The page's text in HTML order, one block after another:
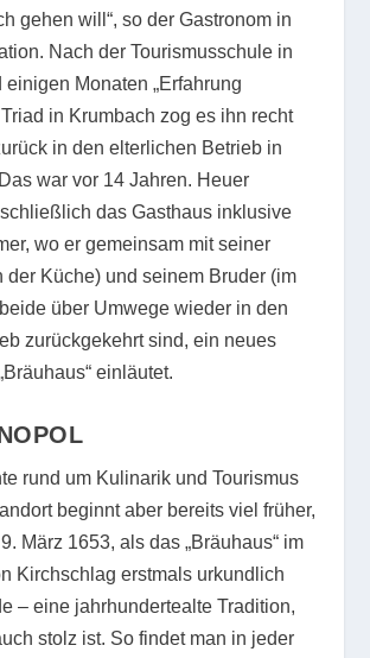
gehen will“, so der Gastronom in
Nach der Tourismusschule in
einigen Monaten „Erfahrung
in Krumbach zog es ihn recht
in den elterlichen Betrieb in
war vor 14 Jahren. Heuer
das Gasthaus inklusive
wo er gemeinsam mit seiner
der Küche) und seinem Bruder (im
über Umwege wieder in den
zurückgekehrt sind, ein neues
einläutet.
rund um Kulinarik und Tourismus
beginnt aber bereits viel früher,
März 1653, als das „Bräuhaus“ im
Kirchschlag erstmals urkundlich
– eine jahrhundertealte Tradition,
stolz ist. So findet man in jeder